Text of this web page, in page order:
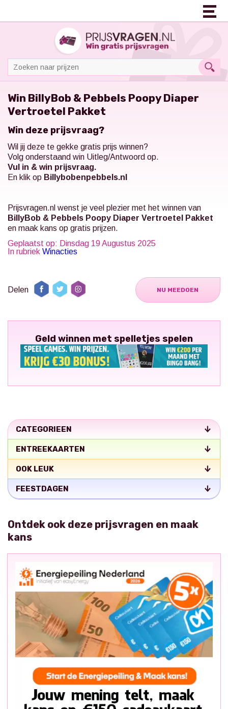
Win BillyBob & Pebbels Poopy Diaper
Vertroetel Pakket
Win deze prijsvraag?
Wil jij deze te gekke gratis prijs winnen?
Volg onderstaand win Uitleg/Antwoord op.
Vul in & win prijsvraag.
En klik op Billybobenpebbels.nl
Prijsvragen.nl wenst je veel plezier met het winnen van
BillyBob & Pebbels Poopy Diaper Vertroetel Pakket
en maak kans op gratis prijzen.
Geplaatst op: Dinsdag 19 Augustus 2025
In rubriek Winacties
Delen NU MEEDOEN
Geld winnen met spelletjes spelen
CATEGORIEEN
ENTREEKAARTEN
OOK LEUK
FEESTDAGEN
Ontdek ook deze prijsvragen en maak
kans